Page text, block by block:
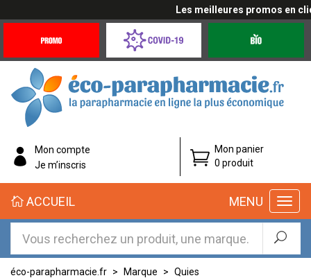
Les meilleures promos en
Offres
Coronavirus
éco-
parapharmacie.fr
éco-
parapharmacie.fr
Mon compte
Je m’inscris
Mon panier
0 produit
MENU
ACCUEIL
éco-parapharmacie.fr Marque
Quies